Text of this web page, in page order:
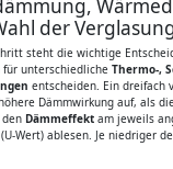
der
steht die wichtige
für unterschiedliche Thermo-,
entscheiden. Ein dreifach
Dämmwirkung auf, als
Dämmeffektam jeweils
Wert) ablesen. Je niedriger